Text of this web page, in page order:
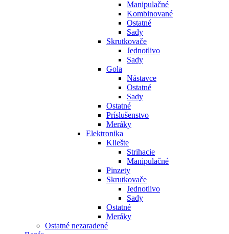
Manipulačné
Kombinované
Ostatné
Sady
Skrutkovače
Jednotlivo
Sady
Gola
Nástavce
Ostatné
Sady
Ostatné
Príslušenstvo
Meráky
Elektronika
Kliešte
Strihacie
Manipulačné
Pinzety
Skrutkovače
Jednotlivo
Sady
Ostatné
Meráky
Ostatné nezaradené